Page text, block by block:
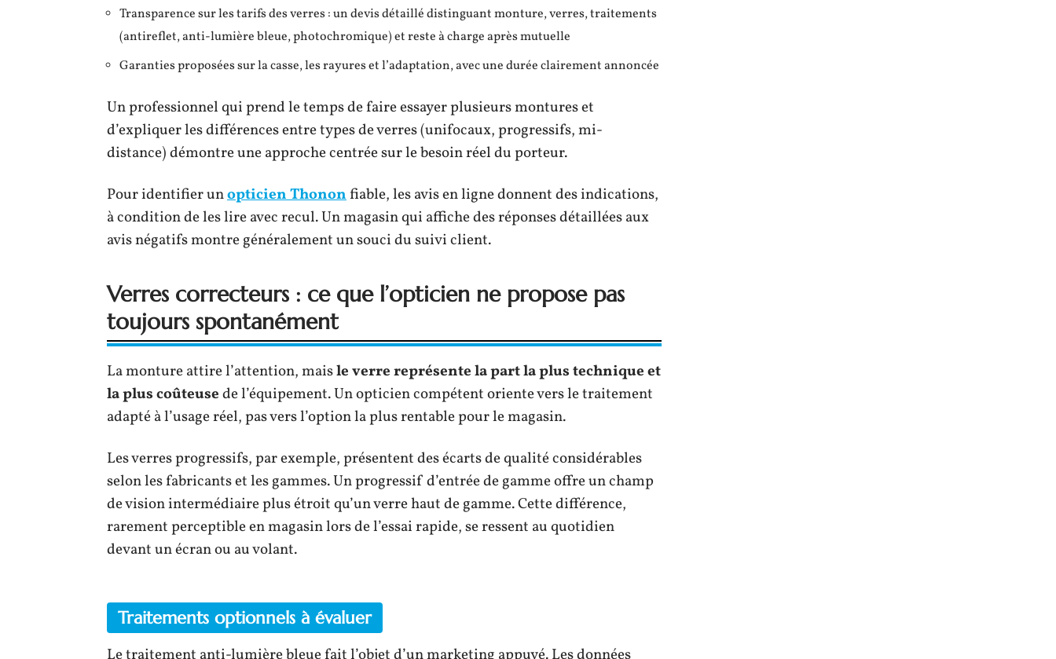
Transparence sur les tarifs des verres : un devis détaillé distinguant monture, verres, traitements
(antireflet, anti-lumière bleue, photochromique) et reste à charge après mutuelle
Garanties proposées sur la casse, les rayures et l’adaptation, avec une durée clairement annoncée
Un professionnel qui prend le temps de faire essayer plusieurs montures et
d’expliquer les différences entre types de verres (unifocaux, progressifs, mi-
distance) démontre une approche centrée sur le besoin réel du porteur.
Pour identifier unopticien Thononfiable, les avis en ligne donnent des indications,
à condition de les lire avec recul. Un magasin qui affiche des réponses détaillées aux
avis négatifs montre généralement un souci du suivi client.
Verres correcteurs : ce que l’opticien ne propose pas
toujours spontanément
La monture attire l’attention, maisle verre représente la part la plus technique et
la plus coûteusede l’équipement. Un opticien compétent oriente vers le traitement
adapté à l’usage réel, pas vers l’option la plus rentable pour le magasin.
Les verres progressifs, par exemple, présentent des écarts de qualité considérables
selon les fabricants et les gammes. Un progressif d’entrée de gamme offre un champ
de vision intermédiaire plus étroit qu’un verre haut de gamme. Cette différence,
rarement perceptible en magasin lors de l’essai rapide, se ressent au quotidien
devant un écran ou au volant.
Traitements optionnels à évaluer
Le traitement anti-lumière bleue fait l’objet d’un marketing appuyé. Les données